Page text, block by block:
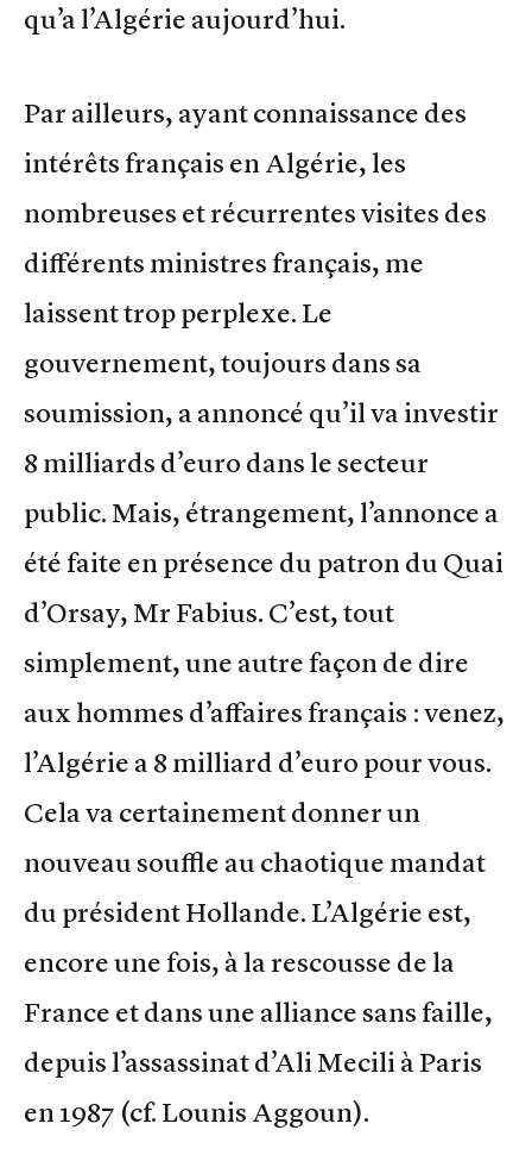
qu’a l’Algérie aujourd’hui.
Par ailleurs, ayant connaissance des
intérêts français en Algérie, les
nombreuses et récurrentes visites des
différents ministres français, me
laissent trop perplexe. Le
gouvernement, toujours dans sa
soumission, a annoncé qu’il va investir
8 milliards d’euro dans le secteur
public. Mais, étrangement, l’annonce a
été faite en présence du patron du Quai
d’Orsay, Mr Fabius. C’est, tout
simplement, une autre façon de dire
aux hommes d’affaires français : venez,
l’Algérie a 8 milliard d’euro pour vous.
Cela va certainement donner un
nouveau souffle au chaotique mandat
du président Hollande. L’Algérie est,
encore une fois, à la rescousse de la
France et dans une alliance sans faille,
depuis l’assassinat d’Ali Mecili à Paris
en 1987 (cf. Lounis Aggoun).